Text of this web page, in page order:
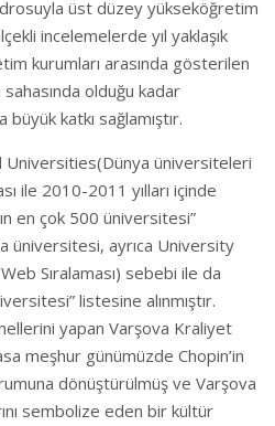
üst düzey yükseköğretim
incelemelerde yıl yaklaşık
kurumları arasında gösterilen
olduğu kadar
büyük katkı sağlamıştır.
Universities(Dünya üniversiteleri
ile 2010-2011 yılları içinde
en çok 500 üniversitesi”
üniversitesi, ayrıca University
Sıralaması) sebebi ile da
listesine alınmıştır.
yapan Varşova Kraliyet
meşhur günümüzde Chopin’in
dönüştürülmüş ve Varşova
sembolize eden bir kültür